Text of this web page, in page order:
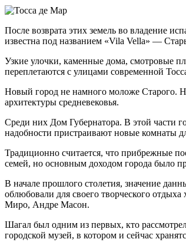
После возврата этих земель во владение
известна под названием «Vila Vella» —
Узкие улочки, каменные дома, смотровые
переплетаются с улицами современной
Новый город не намного моложе Старого.
архитектуры средневековья.
Среди них Дом Губернатора. В этой части
надобности пристраивают новые комнаты
Традиционно считается, что прибрежные
семей, но основным доходом города было
В начале прошлого столетия, значение
облюбовали для своего творческого
Миро, Андре Масон.
Шагал был одним из первых, кто рассмотрел
городской музей, в котором и сейчас